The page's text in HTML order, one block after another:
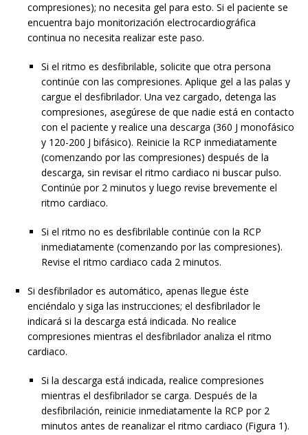
compresiones); no necesita gel para esto. Si el paciente se
encuentra bajo monitorización electrocardiográfica
continua no necesita realizar este paso.
Si el ritmo es desfibrilable, solicite que otra persona
continúe con las compresiones. Aplique gel a las palas y
cargue el desfibrilador. Una vez cargado, detenga las
compresiones, asegúrese de que nadie está en contacto
con el paciente y realice una descarga (360 J monofásico
y 120-200 J bifásico). Reinicie la RCP inmediatamente
(comenzando por las compresiones) después de la
descarga, sin revisar el ritmo cardiaco ni buscar pulso.
Continúe por 2 minutos y luego revise brevemente el
ritmo cardiaco.
Si el ritmo no es desfibrilable continúe con la RCP
inmediatamente (comenzando por las compresiones).
Revise el ritmo cardiaco cada 2 minutos.
Si desfibrilador es automático, apenas llegue éste
enciéndalo y siga las instrucciones; el desfibrilador le
indicará si la descarga está indicada. No realice
compresiones mientras el desfibrilador analiza el ritmo
cardiaco.
Si la descarga está indicada, realice compresiones
mientras el desfibrilador se carga. Después de la
desfibrilación, reinicie inmediatamente la RCP por 2
minutos antes de reanalizar el ritmo cardiaco (Figura 1).